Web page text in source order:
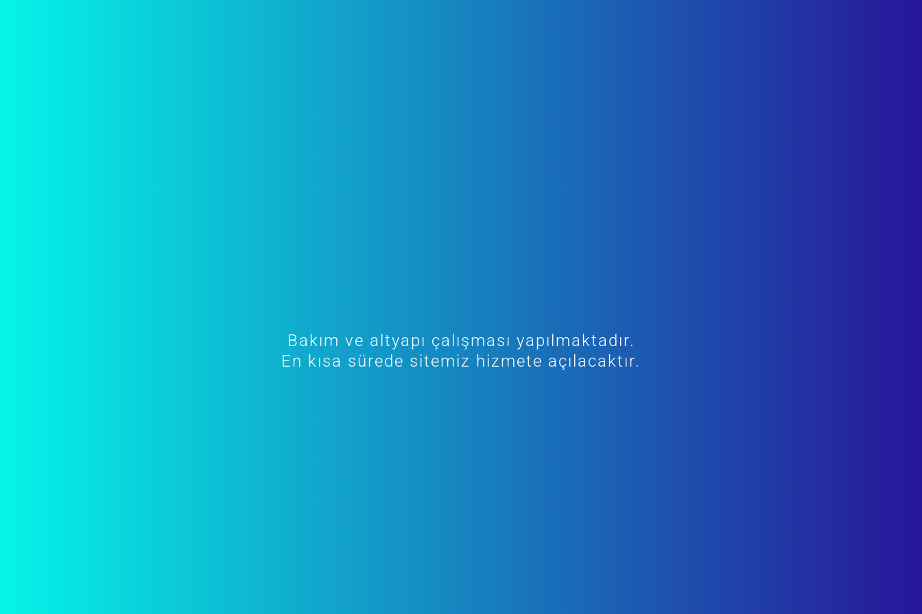
Bakım ve altyapı çalışması yapılmaktadır.
En kısa sürede sitemiz hizmete açılacaktır.